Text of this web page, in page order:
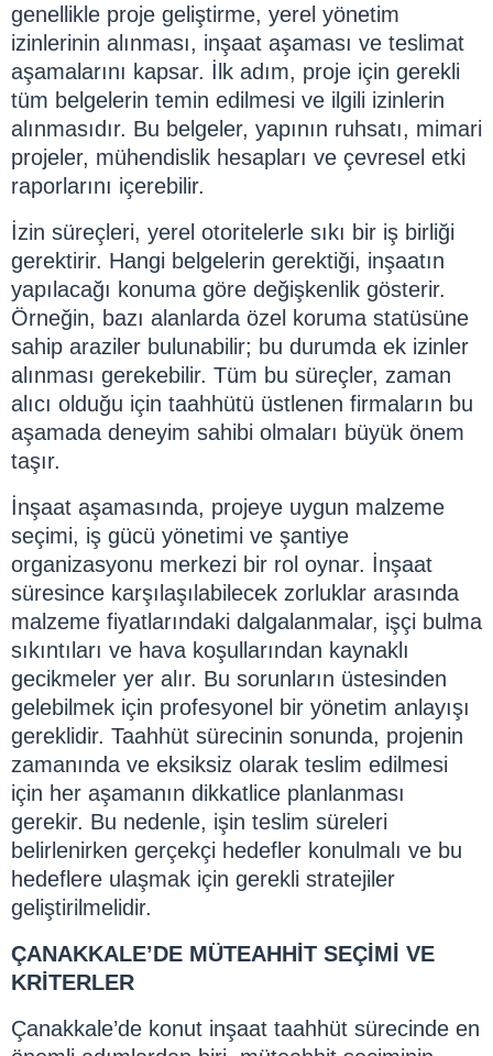
genellikle proje geliştirme, yerel yönetim
izinlerinin alınması, inşaat aşaması ve teslimat
aşamalarını kapsar. İlk adım, proje için gerekli
tüm belgelerin temin edilmesi ve ilgili izinlerin
alınmasıdır. Bu belgeler, yapının ruhsatı, mimari
projeler, mühendislik hesapları ve çevresel etki
raporlarını içerebilir.
İzin süreçleri, yerel otoritelerle sıkı bir iş birliği
gerektirir. Hangi belgelerin gerektiği, inşaatın
yapılacağı konuma göre değişkenlik gösterir.
Örneğin, bazı alanlarda özel koruma statüsüne
sahip araziler bulunabilir; bu durumda ek izinler
alınması gerekebilir. Tüm bu süreçler, zaman
alıcı olduğu için taahhütü üstlenen firmaların bu
aşamada deneyim sahibi olmaları büyük önem
taşır.
İnşaat aşamasında, projeye uygun malzeme
seçimi, iş gücü yönetimi ve şantiye
organizasyonu merkezi bir rol oynar. İnşaat
süresince karşılaşılabilecek zorluklar arasında
malzeme fiyatlarındaki dalgalanmalar, işçi bulma
sıkıntıları ve hava koşullarından kaynaklı
gecikmeler yer alır. Bu sorunların üstesinden
gelebilmek için profesyonel bir yönetim anlayışı
gereklidir. Taahhüt sürecinin sonunda, projenin
zamanında ve eksiksiz olarak teslim edilmesi
için her aşamanın dikkatlice planlanması
gerekir. Bu nedenle, işin teslim süreleri
belirlenirken gerçekçi hedefler konulmalı ve bu
hedeflere ulaşmak için gerekli stratejiler
geliştirilmelidir.
ÇANAKKALE’DE MÜTEAHHİT SEÇİMİ VE
KRİTERLER
Çanakkale’de konut inşaat taahhüt sürecinde en